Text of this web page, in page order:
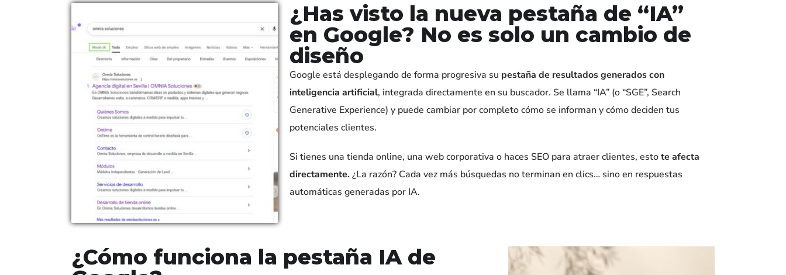
¿Has visto la nueva pestaña de “IA”
en Google? No es solo un cambio de
diseño
Google está desplegando de forma progresiva su pestaña de resultados generados con
inteligencia artificial, integrada directamente en su buscador. Se llama “IA” (o “SGE”, Search
Generative Experience) y puede cambiar por completo cómo se informan y cómo deciden tus
potenciales clientes.
Si tienes una tienda online, una web corporativa o haces SEO para atraer clientes, estote afecta
directamente.¿La razón? Cada vez más búsquedas no terminan en clics… sino en respuestas
automáticas generadas por IA.
¿Cómo funciona la pestaña IA de